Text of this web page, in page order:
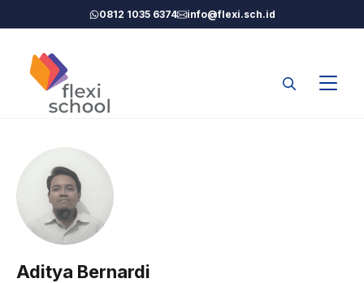
ke
0812 1035 6374 info@flexi.sch.id
Aditya Bernardi